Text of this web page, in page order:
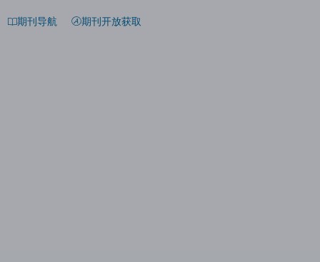
期刊导航 期刊开放获取